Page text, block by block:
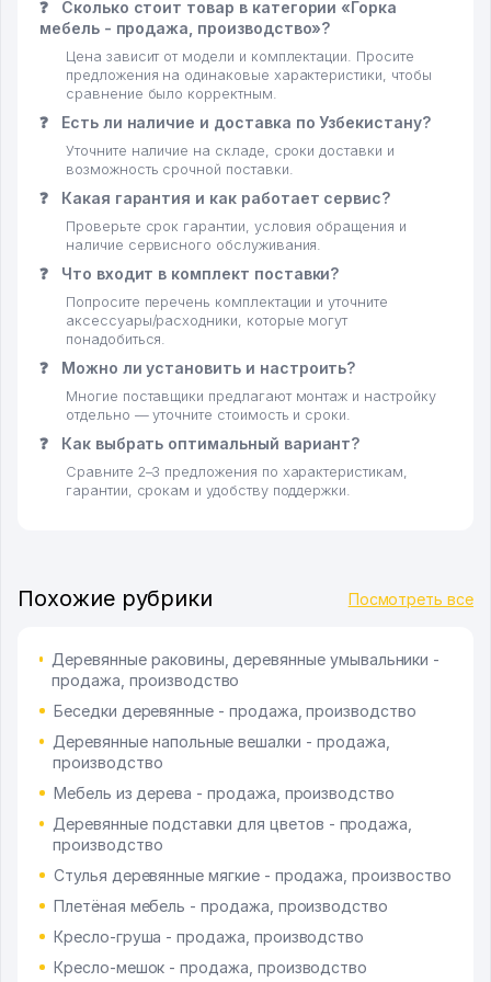
❓
Сколько стоит товар в категории «Горка
мебель - продажа, производство»?
Цена зависит от модели и комплектации. Просите
предложения на одинаковые характеристики, чтобы
сравнение было корректным.
❓ Есть ли наличие и доставка по Узбекистану?
Уточните наличие на складе, сроки доставки и
возможность срочной поставки.
❓ Какая гарантия и как работает сервис?
Проверьте срок гарантии, условия обращения и
наличие сервисного обслуживания.
❓ Что входит в комплект поставки?
Попросите перечень комплектации и уточните
аксессуары/расходники, которые могут
понадобиться.
❓ Можно ли установить и настроить?
Многие поставщики предлагают монтаж и настройку
отдельно — уточните стоимость и сроки.
❓ Как выбрать оптимальный вариант?
Сравните 2–3 предложения по характеристикам,
гарантии, срокам и удобству поддержки.
Похожие рубрики Посмотреть все
Деревянные раковины, деревянные умывальники -
продажа, производство
Беседки деревянные - продажа, производство
Деревянные напольные вешалки - продажа,
производство
Мебель из дерева - продажа, производство
Деревянные подставки для цветов - продажа,
производство
Стулья деревянные мягкие - продажа, произвоство
Плетёная мебель - продажа, производство
Кресло-груша - продажа, производство
Кресло-мешок - продажа, производство